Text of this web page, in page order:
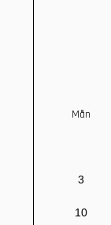
Mån
3
10